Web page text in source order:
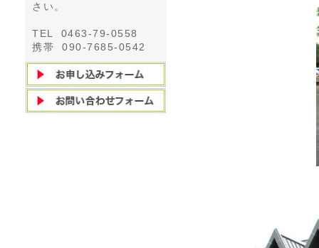
さい。
TEL 0463-79-0558
携帯 090-7685-0542